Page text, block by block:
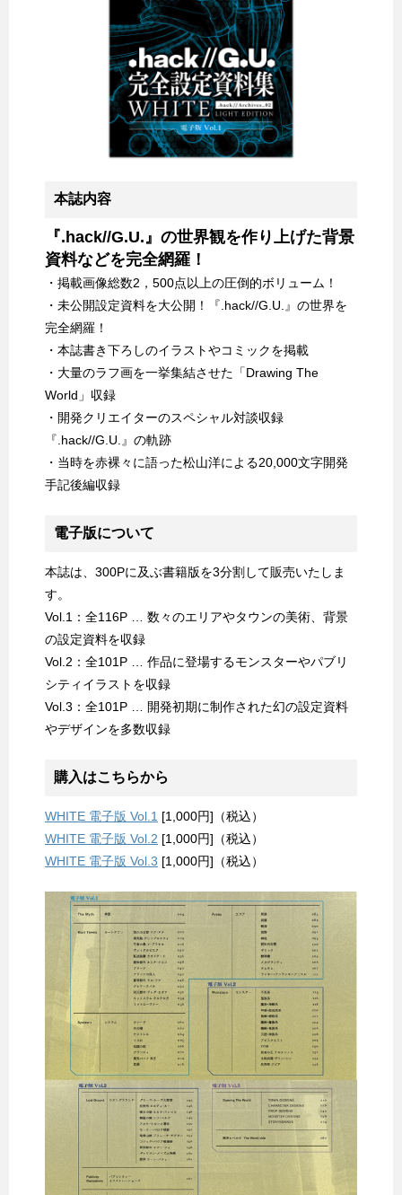
本誌内容
『.hack//G.U.』の世界観を作り上げた背景
資料などを完全網羅！
・掲載画像総数2，500点以上の圧倒的ボリューム！
・未公開設定資料を大公開！『.hack//G.U.』の世界を
完全網羅！
・本誌書き下ろしのイラストやコミックを掲載
・大量のラフ画を一挙集結させた「Drawing The
World」収録
・開発クリエイターのスペシャル対談収録
『.hack//G.U.』の軌跡
・当時を赤裸々に語った松山洋による20,000文字開発
手記後編収録
電子版について
本誌は、300Pに及ぶ書籍版を3分割して販売いたしま
す。
Vol.1：全116P … 数々のエリアやタウンの美術、背景
の設定資料を収録
Vol.2：全101P … 作品に登場するモンスターやパブリ
シティイラストを収録
Vol.3：全101P … 開発初期に制作された幻の設定資料
やデザインを多数収録
購入はこちらから
WHITE 電子版 Vol.1 [1,000円]（税込）
WHITE 電子版 Vol.2 [1,000円]（税込）
WHITE 電子版 Vol.3 [1,000円]（税込）